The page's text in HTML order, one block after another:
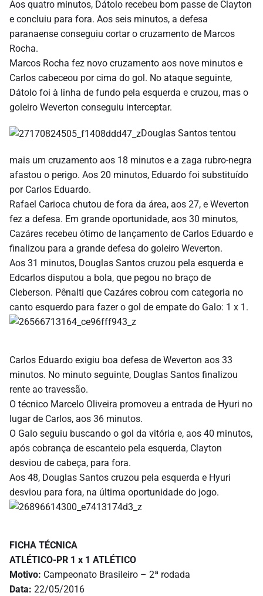
Aos quatro minutos, Dátolo recebeu bom passe de Clayton
e concluiu para fora. Aos seis minutos, a defesa
paranaense conseguiu cortar o cruzamento de Marcos
Rocha.
Marcos Rocha fez novo cruzamento aos nove minutos e
Carlos cabeceou por cima do gol. No ataque seguinte,
Dátolo foi à linha de fundo pela esquerda e cruzou, mas o
goleiro Weverton conseguiu interceptar.
Douglas Santos tentou
mais um cruzamento aos 18 minutos e a zaga rubro-negra
afastou o perigo. Aos 20 minutos, Eduardo foi substituído
por Carlos Eduardo.
Rafael Carioca chutou de fora da área, aos 27, e Weverton
fez a defesa. Em grande oportunidade, aos 30 minutos,
Cazáres recebeu ótimo de lançamento de Carlos Eduardo e
finalizou para a grande defesa do goleiro Weverton.
Aos 31 minutos, Douglas Santos cruzou pela esquerda e
Edcarlos disputou a bola, que pegou no braço de
Cleberson. Pênalti que Cazáres cobrou com categoria no
canto esquerdo para fazer o gol de empate do Galo: 1 x 1.
Carlos Eduardo exigiu boa defesa de Weverton aos 33
minutos. No minuto seguinte, Douglas Santos finalizou
rente ao travessão.
O técnico Marcelo Oliveira promoveu a entrada de Hyuri no
lugar de Carlos, aos 36 minutos.
O Galo seguiu buscando o gol da vitória e, aos 40 minutos,
após cobrança de escanteio pela esquerda, Clayton
desviou de cabeça, para fora.
Aos 48, Douglas Santos cruzou pela esquerda e Hyuri
desviou para fora, na última oportunidade do jogo.
FICHA TÉCNICA
ATLÉTICO-PR 1 x 1 ATLÉTICO
Motivo: Campeonato Brasileiro – 2ª rodada
Data: 22/05/2016